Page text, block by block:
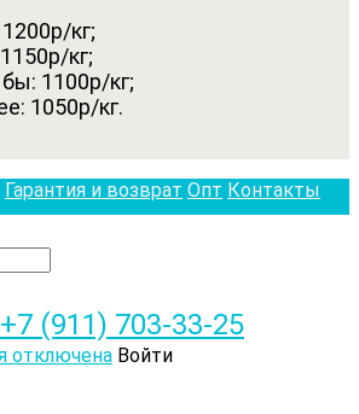
кг;
кг;
1100р/кг;
1050р/кг.
Гарантия и возврат Опт Контакты
+7 (911) 703-33-25
отключена Войти